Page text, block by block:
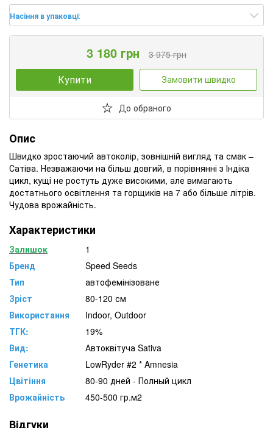
Насіння в упаковці:
3 180 грн 3 975 грн
Купити Замовити швидко
До обраного
Опис
Швидко зростаючий автоколір, зовнішній вигляд та смак –
Сатіва. Незважаючи на більш довгий, в порівнянні з Індіка
цикл, кущі не ростуть дуже високими, але вимагають
достатнього освітлення та горщиків на 7 або більше літрів.
Чудова врожайність.
Характеристики
Залишок
1
Бренд
Speed Seeds
Тип
автофемінізоване
Зріст
80-120 см
Використання
Indoor, Outdoor
ТГК:
19%
Вид:
Автоквітуча Sativa
Генетика
LowRyder #2 * Amnesia
Цвітіння
80-90 дней - Полный цикл
Врожайність
450-500 гр.м2
Відгуки